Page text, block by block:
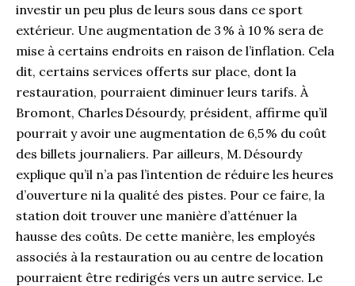
investir un peu plus de leurs sous dans ce sport
extérieur. Une augmentation de 3 % à 10 % sera de
mise à certains endroits en raison de l’inflation. Cela
dit, certains services offerts sur place, dont la
restauration, pourraient diminuer leurs tarifs. À
Bromont, Charles Désourdy, président, affirme qu’il
pourrait y avoir une augmentation de 6,5 % du coût
des billets journaliers. Par ailleurs, M. Désourdy
explique qu’il n’a pas l’intention de réduire les heures
d’ouverture ni la qualité des pistes. Pour ce faire, la
station doit trouver une manière d’atténuer la
hausse des coûts. De cette manière, les employés
associés à la restauration ou au centre de location
pourraient être redirigés vers un autre service. Le